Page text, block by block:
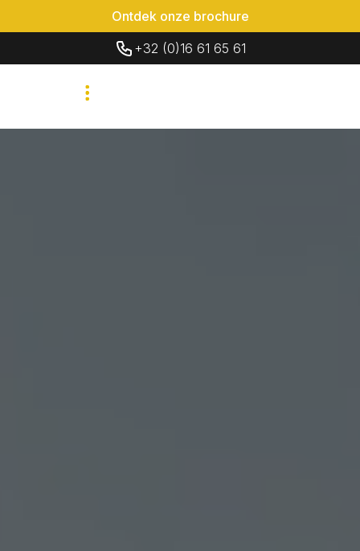
Ontdek onze brochure
+32 (0)16 61 65 61